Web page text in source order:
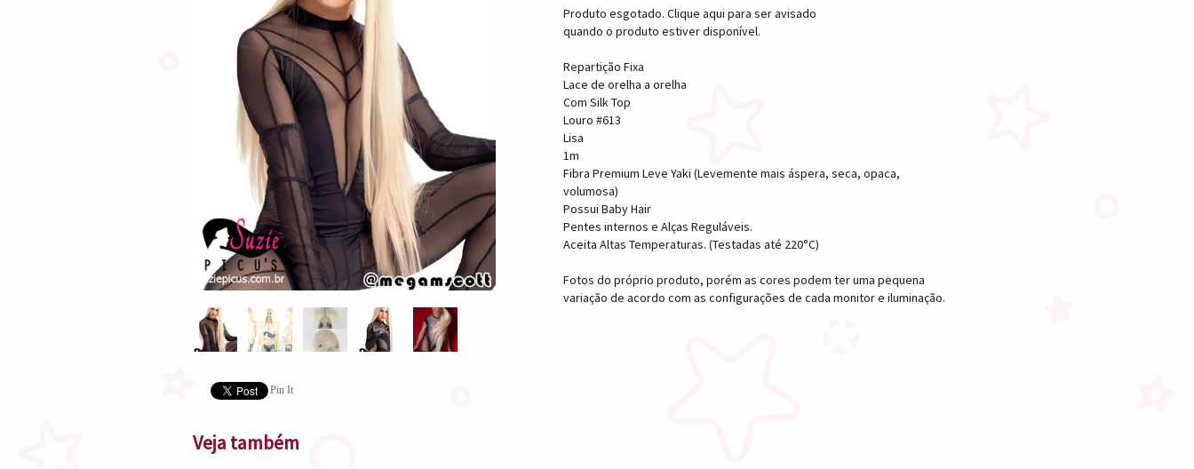
Pin It
Produto esgotado. Clique aqui para ser avisado
quando o produto estiver disponível.
Repartição Fixa
Lace de orelha a orelha
Com Silk Top
Louro #613
Lisa
1m
Fibra Premium Leve Yaki (Levemente mais áspera, seca, opaca,
volumosa)
Possui Baby Hair
Pentes internos e Alças Reguláveis.
Aceita Altas Temperaturas. (Testadas até 220°C)
Fotos do próprio produto, porém as cores podem ter uma pequena
variação de acordo com as configurações de cada monitor e iluminação.
Veja também